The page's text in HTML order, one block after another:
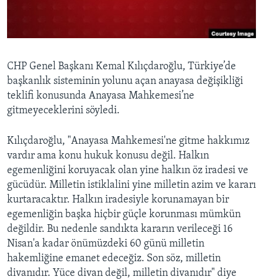
Diller
CHP Genel Başkanı Kemal Kılıçdaroğlu, Türkiye’de
başkanlık sisteminin yolunu açan anayasa değişikliği
teklifi konusunda Anayasa Mahkemesi’ne
gitmeyeceklerini söyledi.
Kılıçdaroğlu, "Anayasa Mahkemesi'ne gitme hakkımız
vardır ama konu hukuk konusu değil. Halkın
egemenliğini koruyacak olan yine halkın öz iradesi ve
gücüdür. Milletin istiklalini yine milletin azim ve kararı
kurtaracaktır. Halkın iradesiyle korunamayan bir
egemenliğin başka hiçbir güçle korunması mümkün
değildir. Bu nedenle sandıkta kararın verileceği 16
Nisan'a kadar önümüzdeki 60 günü milletin
hakemliğine emanet edeceğiz. Son söz, milletin
divanıdır. Yüce divan değil, milletin divanıdır" diye